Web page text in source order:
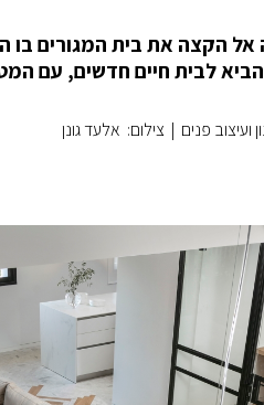
לבית חיים חדשים, עם
ועיצוב פנים | צילום: אלעד גונן